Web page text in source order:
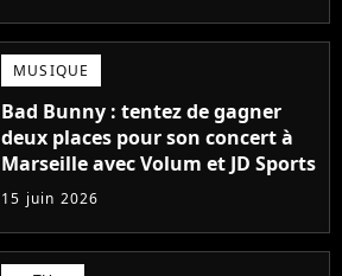
MUSIQUE
Bad Bunny : tentez de gagner
deux places pour son concert à
Marseille avec Volum et JD Sports
15 juin 2026